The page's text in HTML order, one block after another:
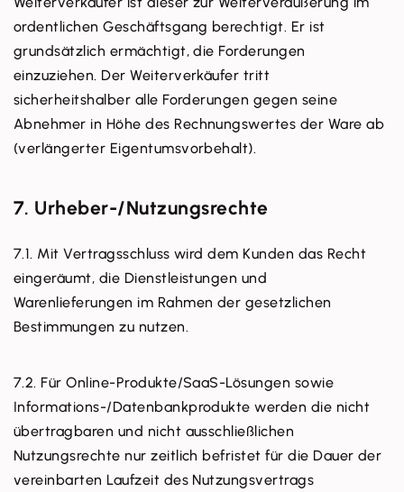
ordentlichen Geschäftsgang berechtigt. Er ist
grundsätzlich ermächtigt, die Forderungen
einzuziehen. Der Weiterverkäufer tritt
sicherheitshalber alle Forderungen gegen seine
Abnehmer in Höhe des Rechnungswertes der Ware ab
(verlängerter Eigentumsvorbehalt).
7. Urheber-/Nutzungsrechte
7.1. Mit Vertragsschluss wird dem Kunden das Recht
eingeräumt, die Dienstleistungen und
Warenlieferungen im Rahmen der gesetzlichen
Bestimmungen zu nutzen.
7.2. Für Online-Produkte/SaaS-Lösungen sowie
Informations-/Datenbankprodukte werden die nicht
übertragbaren und nicht ausschließlichen
Nutzungsrechte nur zeitlich befristet für die Dauer der
vereinbarten Laufzeit des Nutzungsvertrags